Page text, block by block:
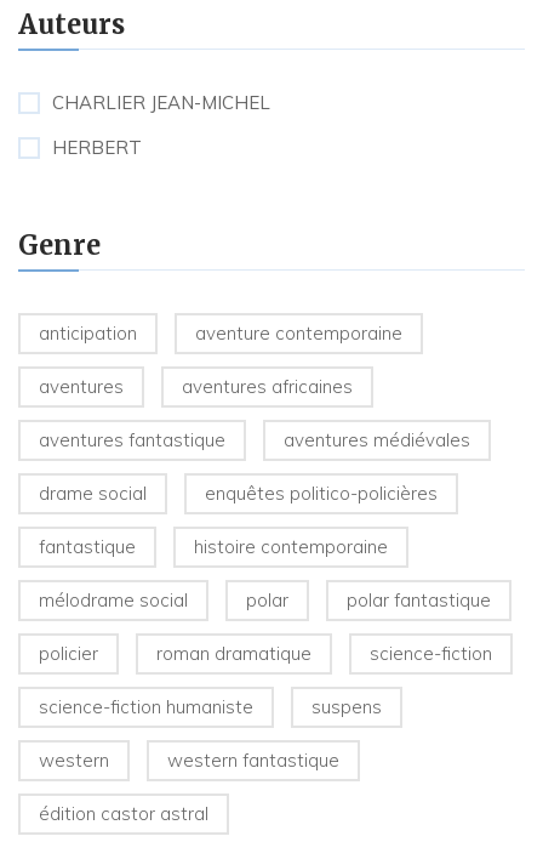
Auteurs
CHARLIER JEAN-MICHEL
HERBERT
Genre
anticipation aventure contemporaine
aventures aventures africaines
aventures fantastique aventures médiévales
drame social enquêtes politico-policières
fantastique histoire contemporaine
mélodrame social polar polar fantastique
policier roman dramatique science-fiction
science-fiction humaniste suspens
western western fantastique
édition castor astral